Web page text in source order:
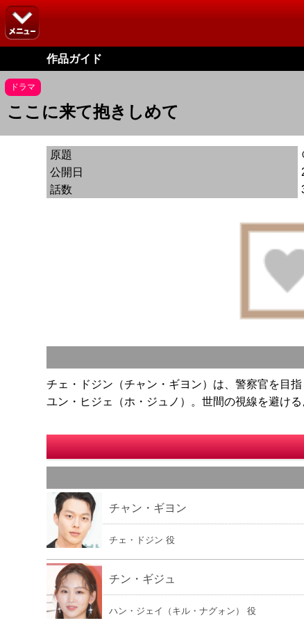
作品ガイド
ドラマ
ここに来て抱きしめて
原題
公開日
話数
チェ・ドジン（チャン・ギヨン）は、警察官を目
ユン・ヒジェ（ホ・ジュノ）。世間の視線を避け
チャン・ギヨン
チェ・ドジン 役
チン・ギジュ
ハン・ジェイ（キル・ナグォン） 役